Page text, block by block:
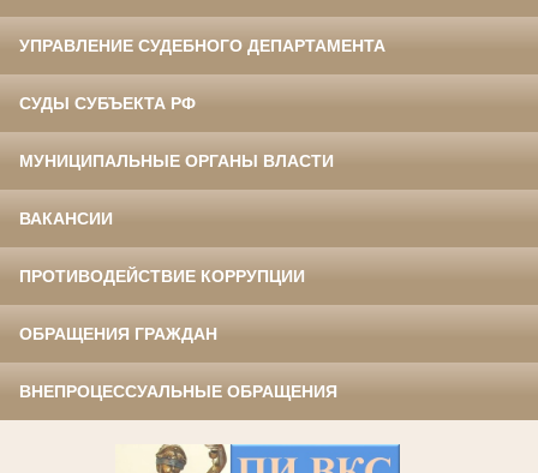
УПРАВЛЕНИЕ СУДЕБНОГО ДЕПАРТАМЕНТА
СУДЫ СУБЪЕКТА РФ
МУНИЦИПАЛЬНЫЕ ОРГАНЫ ВЛАСТИ
ВАКАНСИИ
ПРОТИВОДЕЙСТВИЕ КОРРУПЦИИ
ОБРАЩЕНИЯ ГРАЖДАН
ВНЕПРОЦЕССУАЛЬНЫЕ ОБРАЩЕНИЯ